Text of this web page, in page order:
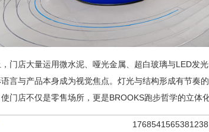
门店大量运用微水泥、哑光金属、超白玻璃与LED发
言与产品本身成为视觉焦点。灯光与结构形成有节奏
门店不仅是零售场所，更是BROOKS跑步哲学的立体化